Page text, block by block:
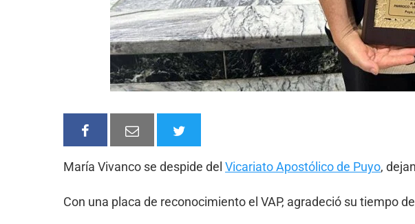
María Vivanco se despide del Vicariato Apostólico de Puyo,
Con una placa de reconocimiento el VAP, agradeció su tiempo